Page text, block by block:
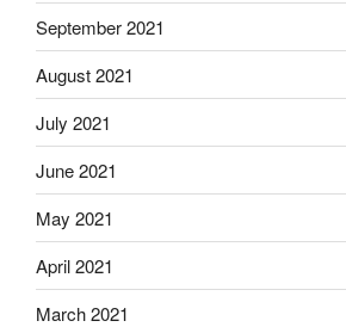
September 2021
August 2021
July 2021
June 2021
May 2021
April 2021
March 2021